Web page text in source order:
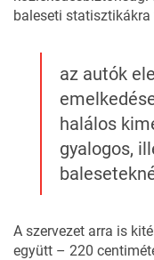
baleseti
az autók
halálos
gyalogos,
A szervezet arra is
együtt – 220